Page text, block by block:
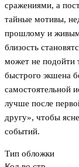
сражениями, а
тайные мотивы,
прошлому и
близость
может не подойти
быстрого экшена
самостоятельной
лучше после
другу», чтобы
событий.
Тип обложки